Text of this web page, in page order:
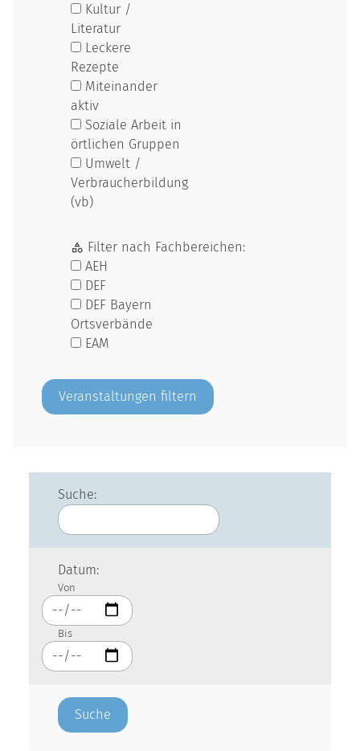
Kultur /
Literatur
Leckere
Rezepte
Miteinander
aktiv
Soziale Arbeit in
örtlichen Gruppen
Umwelt /
Verbraucherbildung
(vb)
Filter nach Fachbereichen:
AEH
DEF
DEF Bayern
Ortsverbände
EAM
Suche:
Datum:
Von
Bis